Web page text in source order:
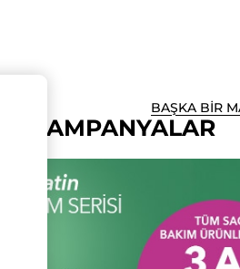
BAŞKA BİR
KAMPANYALAR